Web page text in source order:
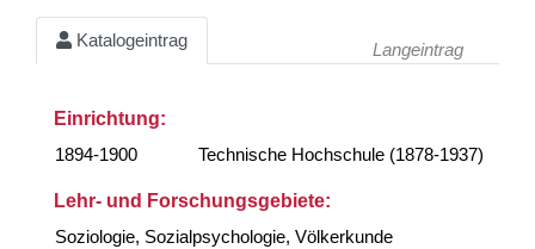
Katalogeintrag Langeintrag
Einrichtung:
1894-1900
Technische Hochschule (1878-1937)
Lehr- und Forschungsgebiete:
Soziologie, Sozialpsychologie, Völkerkunde